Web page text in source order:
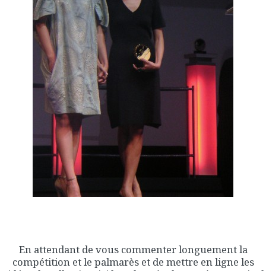
En attendant de vous commenter longuement la
compétition et le palmarès et de mettre en ligne les